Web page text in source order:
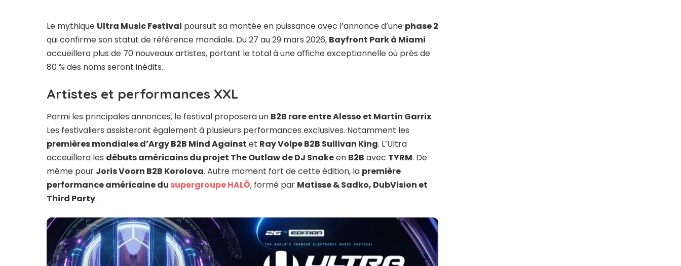
Le mythique Ultra Music Festival poursuit sa montée en puissance avec l’annonce d’une phase 2
qui confirme son statut de référence mondiale. Du 27 au 29 mars 2026, Bayfront Park à Miami
accueillera plus de 70 nouveaux artistes, portant le total à une affiche exceptionnelle où près de
80 % des noms seront inédits.
Artistes et performances XXL
Parmi les principales annonces, le festival proposera un B2B rare entre Alesso et Martin Garrix.
Les festivaliers assisteront également à plusieurs performances exclusives. Notamment les
premières mondiales d’ArgyB2B Mind Against et Ray Volpe B2B Sullivan King. L’Ultra
acceuillera les débuts américains du projet The Outlaw de DJ Snakeen B2B avec TYRM. De
même pour Joris Voorn B2B Korolova. Autre moment fort de cette édition, la première
performance américaine du supergroupe HALŌ, formé par Matisse & Sadko, DubVision et
Third Party.